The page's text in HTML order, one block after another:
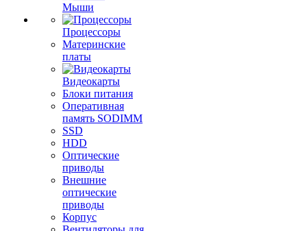
Мыши
Процессоры
Материнские
платы
Видеокарты
Блоки питания
Оперативная
память SODIMM
SSD
HDD
Оптические
приводы
Внешние
оптические
приводы
Корпус